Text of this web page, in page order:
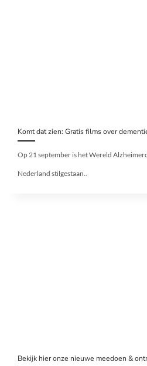
Komt dat zien: Gratis films over
Op 21 september is het Wereld
Nederland stilgestaan..
Bekijk hier onze nieuwe meedoen &